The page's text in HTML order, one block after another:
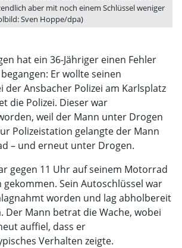
aber mit noch einem Schlüssel weniger
Sven Hoppe/dpa)
hat ein 36-Jähriger einen Fehler
Er wollte seinen
der Ansbacher Polizei am Karlsplatz
die Polizei. Dieser war
weil der Mann unter Drogen
Polizeistation gelangte der Mann
– und erneut unter Drogen.
gegen 11 Uhr auf seinem Motorrad
Sein Autoschlüssel war
worden und lag abholbereit
Der Mann betrat die Wache, wobei
auffiel, dass er
Verhalten zeigte.